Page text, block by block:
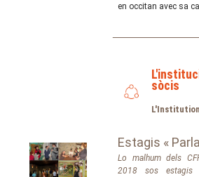
en occitan avec sa
sòcis
Estagis «
Lo malhum dels
2018 sos estagis